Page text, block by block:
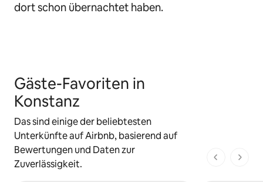
dort schon übernachtet haben.
Gäste-Favoriten in
Konstanz
Das sind einige der beliebtesten
Unterkünfte auf Airbnb, basierend auf
Bewertungen und Daten zur
Zuverlässigkeit.
1 von 1